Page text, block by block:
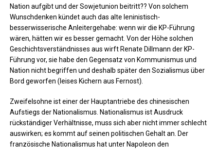
Nation aufgibt und der Sowjetunion beitritt?? Von solchem
Wunschdenken kündet auch das alte leninistisch-
besserwisserische Anleitergehabe: wenn wir die KP-Führung
wären, hätten wir es besser gemacht. Von der Höhe solchen
Geschichtsverständnisses aus wirft Renate Dillmann der KP-
Führung vor, sie habe den Gegensatz von Kommunismus und
Nation nicht begriffen und deshalb später den Sozialismus über
Bord geworfen (leises Kichern aus Fernost).
Zweifelsohne ist einer der Hauptantriebe des chinesischen
Aufstiegs der Nationalismus. Nationalismus ist Ausdruck
rückständiger Verhältnisse, muss sich aber nicht immer schlecht
auswirken; es kommt auf seinen politischen Gehalt an. Der
französische Nationalismus hat unter Napoleon den